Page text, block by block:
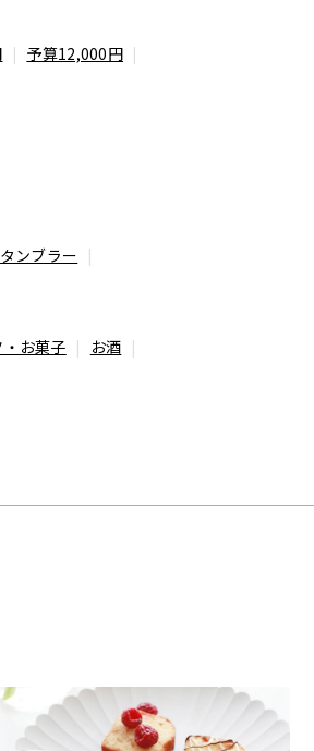
予算12,000円
ンブラー
お菓子 お酒